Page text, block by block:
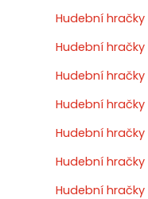
Hudební hračky
Hudební hračky
Hudební hračky
Hudební hračky
Hudební hračky
Hudební hračky
Hudební hračky